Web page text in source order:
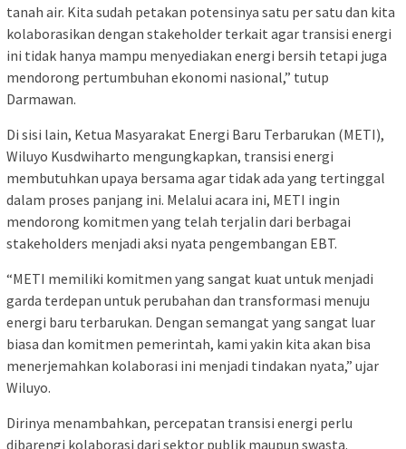
tanah air. Kita sudah petakan potensinya satu per satu dan kita
kolaborasikan dengan stakeholder terkait agar transisi energi
ini tidak hanya mampu menyediakan energi bersih tetapi juga
mendorong pertumbuhan ekonomi nasional,” tutup
Darmawan.
Di sisi lain, Ketua Masyarakat Energi Baru Terbarukan (METI),
Wiluyo Kusdwiharto mengungkapkan, transisi energi
membutuhkan upaya bersama agar tidak ada yang tertinggal
dalam proses panjang ini. Melalui acara ini, METI ingin
mendorong komitmen yang telah terjalin dari berbagai
stakeholders menjadi aksi nyata pengembangan EBT.
“METI memiliki komitmen yang sangat kuat untuk menjadi
garda terdepan untuk perubahan dan transformasi menuju
energi baru terbarukan. Dengan semangat yang sangat luar
biasa dan komitmen pemerintah, kami yakin kita akan bisa
menerjemahkan kolaborasi ini menjadi tindakan nyata,” ujar
Wiluyo.
Dirinya menambahkan, percepatan transisi energi perlu
dibarengi kolaborasi dari sektor publik maupun swasta.